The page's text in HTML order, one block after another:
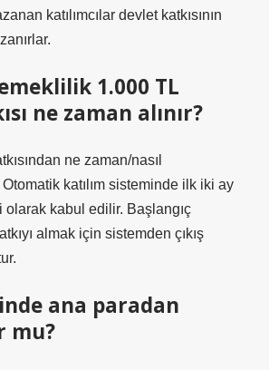
katılımcılar devlet katkısının
1.000 TL
ne zaman alınır?
ne zaman/nasıl
katılım sisteminde ilk iki ay
olarak kabul edilir. Başlangıç
almak için sistemden çıkış
ana paradan
mu?